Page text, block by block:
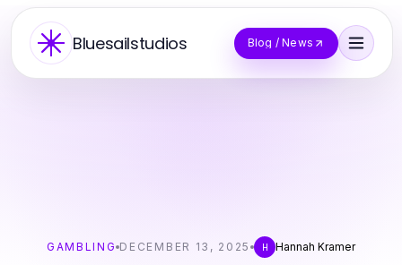
Bluesailstudios Blog / News
GAMBLING DECEMBER 13, 2025 H Hannah Kramer